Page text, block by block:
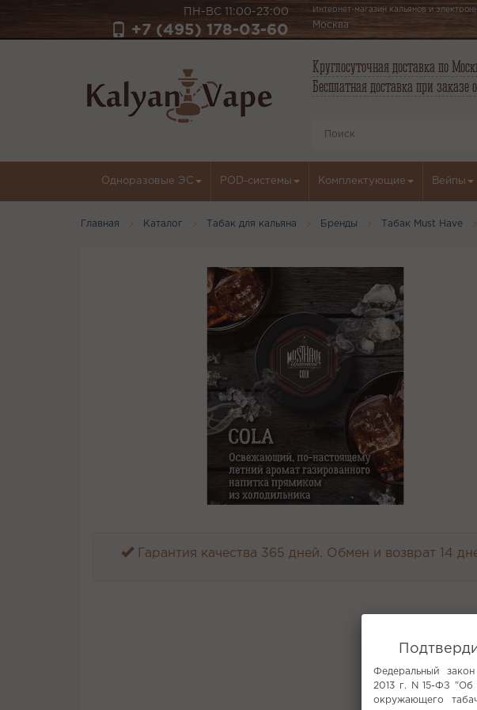
ПН-ВС 11:00-23:00
+7 (495) 178-03-60
Интернет-магазин кальянов и
Москва
Круглосуточная доставка по
Бесплатная доставка при заказе
Одноразовые ЭС POD-системы Комплектующие Вейпы
Главная Каталог Табак для кальяна Бренды Табак Must Have
Гарантия качества 365 дней. Обмен и возврат 14
Федеральный
2013 г. N 15-ФЗ "Об
окружающего